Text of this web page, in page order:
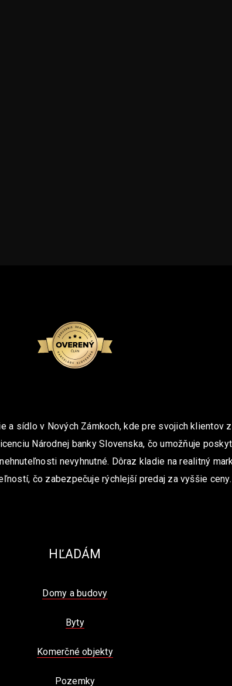
a sídlo v Nových Zámkoch, kde pre svojich klientov
Národnej banky Slovenska, čo umožňuje
nevyhnutné. Dôraz kladie na realitný
čo zabezpečuje rýchlejší predaj za vyššie ceny.
HĽADÁM
Domy a budovy
Byty
Komerčné objekty
Pozemky